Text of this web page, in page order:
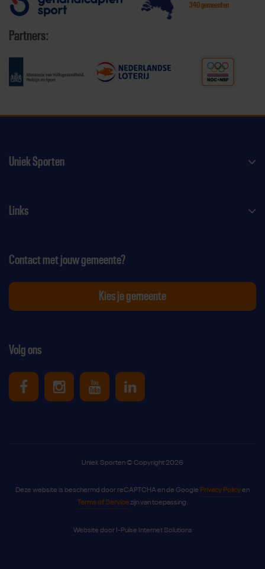
340 gemeenten
Partners:
Uniek Sporten
Links
Volg ons
Uniek Sporten op Facebook
Uniek Sporten op Instagram
Uniek Sporten op Youtube
Uniek Sporten op
Contact met jouw gemeente?
Kies je gemeente
Uniek Sporten © Copyright 2026
Deze website is beschermd door reCAPTCHA en de Google Privacy Policyen
Terms of Servicezijn van toepassing.
Website door I-Pulse Internet Solutions